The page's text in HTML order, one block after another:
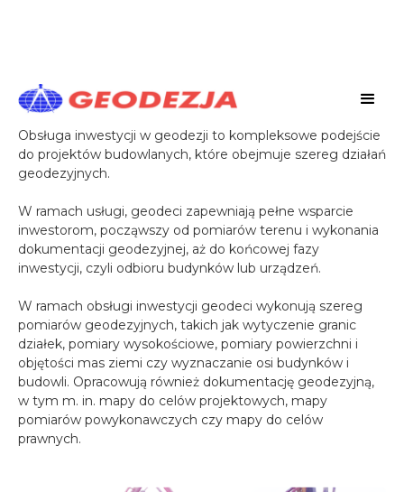
Obsługa inwestycji
Obsługa inwestycji w geodezji to kompleksowe podejście
do projektów budowlanych, które obejmuje szereg działań
geodezyjnych.
W ramach usługi, geodeci zapewniają pełne wsparcie
inwestorom, począwszy od pomiarów terenu i wykonania
dokumentacji geodezyjnej, aż do końcowej fazy
inwestycji, czyli odbioru budynków lub urządzeń.
W ramach obsługi inwestycji geodeci wykonują szereg
pomiarów geodezyjnych, takich jak wytyczenie granic
działek, pomiary wysokościowe, pomiary powierzchni i
objętości mas ziemi czy wyznaczanie osi budynków i
budowli. Opracowują również dokumentację geodezyjną,
w tym m. in. mapy do celów projektowych, mapy
pomiarów powykonawczych czy mapy do celów
prawnych.